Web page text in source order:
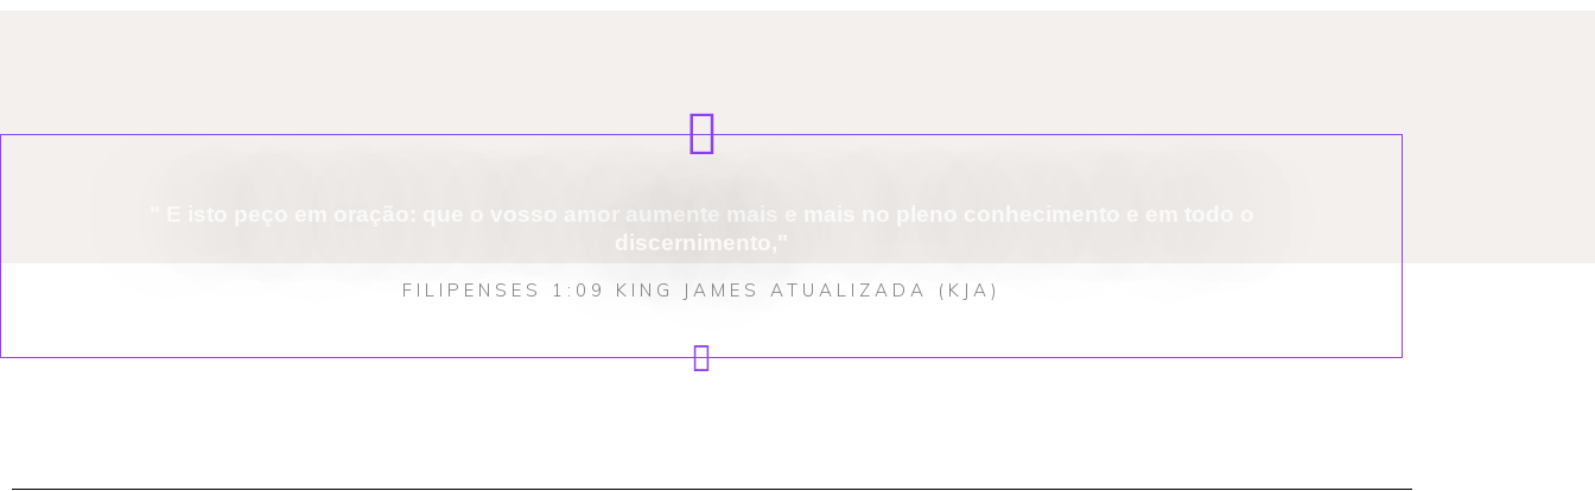
" E isto peço em oração: que o vosso amor aumente mais e mais no pleno conhecimento e em todo o
discernimento,"
FILIPENSES 1:09 KING JAMES ATUALIZADA (KJA)